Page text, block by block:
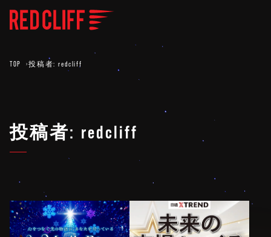
TOP 投稿者:redcliff
投稿者: redcliff